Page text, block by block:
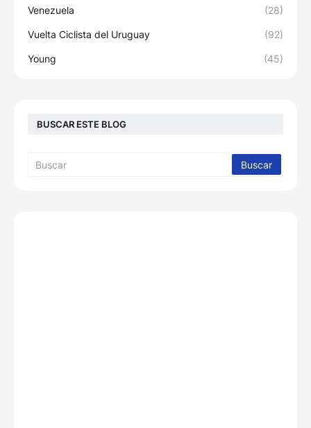
Venezuela (28)
Vuelta Ciclista del Uruguay (92)
Young (45)
BUSCAR ESTE BLOG